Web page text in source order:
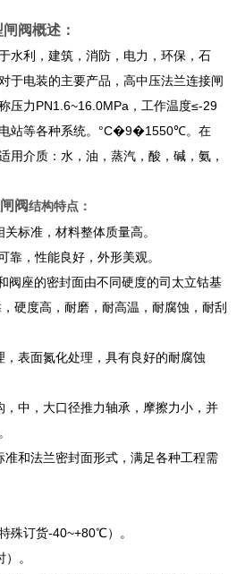
阀概述：
水利，建筑，消防，电力，环保，石
于电装的主要产品，高中压法兰连接闸
压力PN1.6~16.0MPa，工作温度≤-29
站等各种系统。°C�9�1550℃。在
用介质：水，油，蒸汽，酸，碱，氨，
阀结构特点：
标准，材料整体质量高。
靠，性能良好，外形美观。
阀座的密封面由不同硬度的司太立钴基
硬度高，耐磨，耐高温，耐腐蚀，耐刮
表面氮化处理，具有良好的耐腐蚀
中，大口径推力轴承，摩擦力小，并
和法兰密封面形式，满足各种工程需
殊订货-40~+80℃）。
。